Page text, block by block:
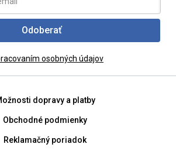
Odoberať
osobných údajov
dopravy a platby
Obchodné podmienky
Reklamačný poriadok